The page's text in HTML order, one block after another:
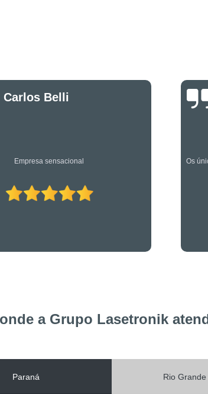
Danilo Bassi
de verdade nesta área. Recomendo.
a Grupo Lasetronik
Paraná Rio